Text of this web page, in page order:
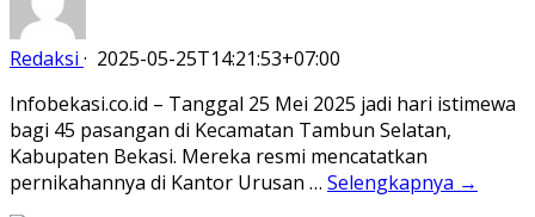
Redaksi · 2025-05-25T14:21:53+07:00
Infobekasi.co.id – Tanggal 25 Mei 2025 jadi hari istimewa
bagi 45 pasangan di Kecamatan Tambun Selatan,
Kabupaten Bekasi. Mereka resmi mencatatkan
pernikahannya di Kantor Urusan … Selengkapnya →